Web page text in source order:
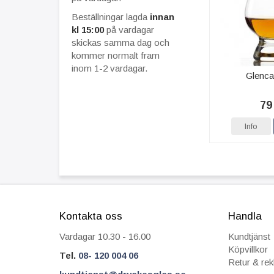
Beställningar lagda innan
kl 15:00på vardagar
skickas samma dag och
kommer normalt fram
inom 1-2 vardagar.
Info
Kontakta oss
Vardagar 10.30 - 16.00
Tel. 08- 120 004 06
Handla
Kundtjänst
Köpvillkor
Retur &